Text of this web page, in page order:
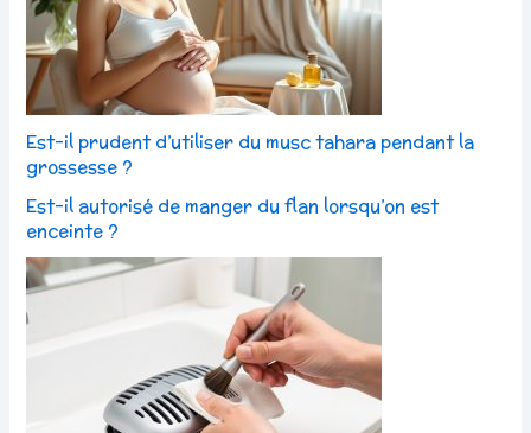
Est-il prudent d’utiliser du musc tahara pendant la
grossesse ?
Est-il autorisé de manger du flan lorsqu’on est
enceinte ?